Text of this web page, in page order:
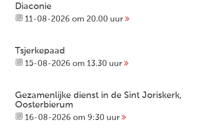
Diaconie
11-08-2026 om 20.00 uur
Tsjerkepaad
15-08-2026 om 13.30 uur
Gezamenlijke dienst in de Sint Joriskerk,
Oosterbierum
16-08-2026 om 9:30 uur